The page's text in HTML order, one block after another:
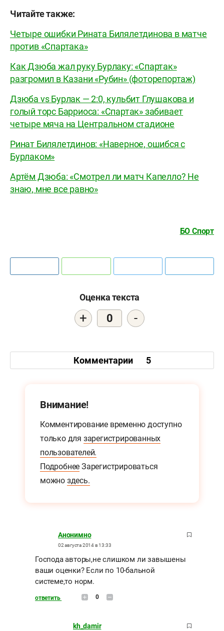
Читайте также:
Четыре ошибки Рината Билялетдинова в матче
против «Спартака»
Как Дзюба жал руку Бурлаку: «Спартак»
разгромил в Казани «Рубин» (фоторепортаж)
Дзюба vs Бурлак — 2:0, кульбит Глушакова и
голый торс Барриоса: «Спартак» забивает
четыре мяча на Центральном стадионе
Ринат Билялетдинов: «Наверное, ошибся с
Бурлаком»
Артём Дзюба: «Смотрел ли матч Капелло? Не
знаю, мне все равно»
БО Спорт
Оценка текста
+ 0 -
Комментарии 5
Внимание!
Комментирование временно доступно
только для зарегистрированных
пользователей.
Подробнее Зарегистрироваться
можно здесь.
Анонимно
02 августа 2014 в 13:33
Господа авторы,не слишком ли завышены
ваши оценки? Если по 10-бальной
системе,то норм.
ответить 0
kh_damir